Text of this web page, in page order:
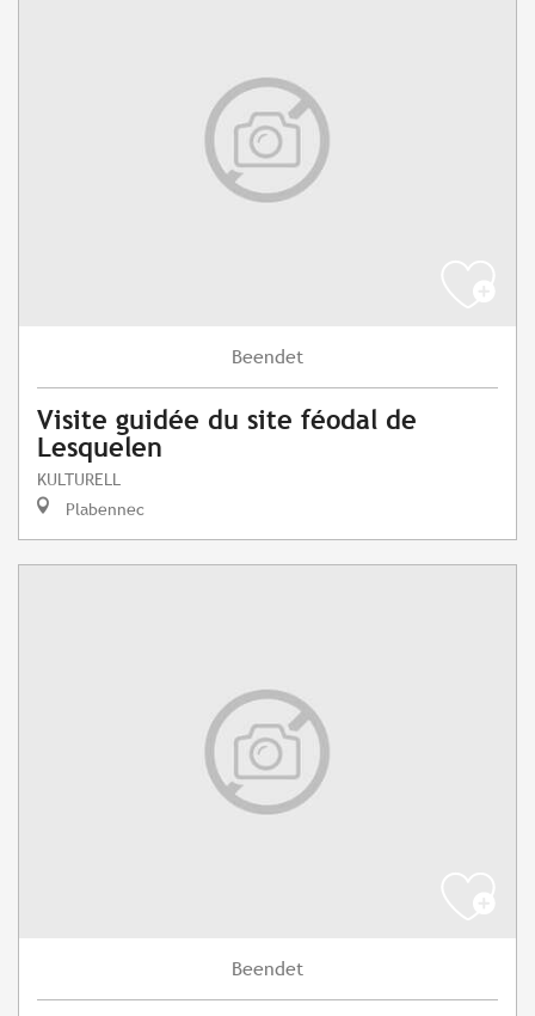
Beendet
Visite guidée du site féodal de
Lesquelen
KULTURELL
Plabennec
Beendet